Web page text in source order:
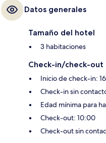
Datos generales
Tamaño del hotel
3 habitaciones
Check-in/check-out
Inicio de check-in:
Check-in sin
Edad mínima para
Check-out: 10:00
Check-out sin